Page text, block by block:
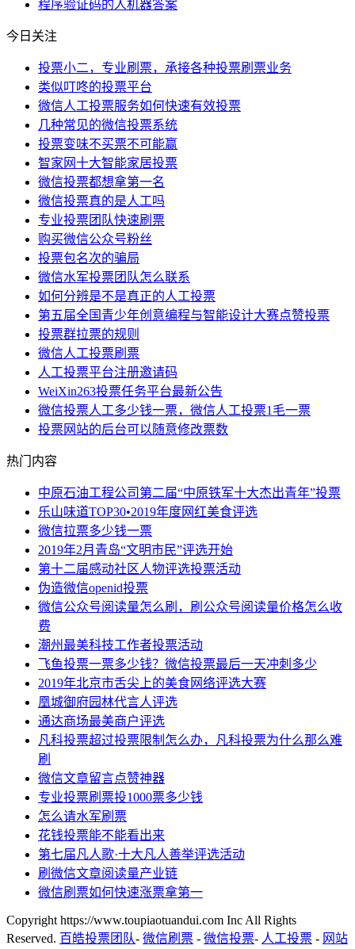
程序验证码的人机器答案
今日关注
投票小二，专业刷票，承接各种投票刷票业务
类似叮咚的投票平台
微信人工投票服务如何快速有效投票
几种常见的微信投票系统
投票变味不买票不可能赢
智家网十大智能家居投票
微信投票都想拿第一名
微信投票真的是人工吗
专业投票团队快速刷票
购买微信公众号粉丝
投票包名次的骗局
微信水军投票团队怎么联系
如何分辨是不是真正的人工投票
第五届全国青少年创意编程与智能设计大赛点赞投票
投票群拉票的规则
微信人工投票刷票
人工投票平台注册邀请码
WeiXin263投票任务平台最新公告
微信投票人工多少钱一票，微信人工投票1毛一票
投票网站的后台可以随意修改票数
热门内容
中原石油工程公司第二届“中原铁军十大杰出青年”投票
乐山味道TOP30•2019年度网红美食评选
微信拉票多少钱一票
2019年2月青岛“文明市民”评选开始
第十二届感动社区人物评选投票活动
伪造微信openid投票
微信公众号阅读量怎么刷，刷公众号阅读量价格怎么收
费
潮州最美科技工作者投票活动
飞鱼投票一票多少钱？微信投票最后一天冲刺多少
2019年北京市舌尖上的美食网络评选大赛
凰城御府园林代言人评选
通达商场最美商户评选
凡科投票超过投票限制怎么办，凡科投票为什么那么难
刷
微信文章留言点赞神器
专业投票刷票投1000票多少钱
怎么请水军刷票
花钱投票能不能看出来
第七届凡人歌·十大凡人善举评选活动
刷微信文章阅读量产业链
微信刷票如何快速涨票拿第一
Copyright https://www.toupiaotuandui.com Inc All Rights
Reserved. 百皓投票团队- 微信刷票 - 微信投票- 人工投票 - 网站